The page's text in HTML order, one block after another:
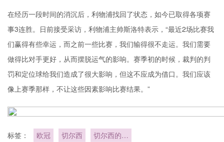
在经历一段时间的消沉后，利物浦找回了状态，如今已取得各项赛
事3连胜。日前接受采访，利物浦主帅斯洛特表示，“最近2场比赛我
们赢得有些幸运，而之前一些比赛，我们输得很不走运。我们需要
做得比对手更好，从而摆脱运气的影响。赛季初的时候，裁判的判
罚和定位球给我们造成了很大影响，但这不应成为借口。我们应该
像上赛季那样，不让这些因素影响比赛结果。”
标签： 欧冠 切尔西
切尔西的比